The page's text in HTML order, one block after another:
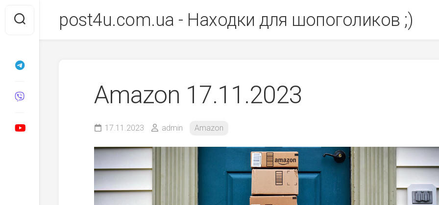
вмісту
post4u.com.ua - Находки для шопоголиков ;)
Amazon 17.11.2023
17.11.2023 admin Amazon